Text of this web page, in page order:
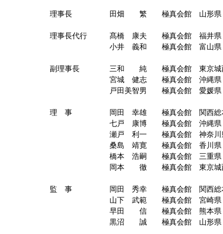
理事長　　　　　田畑　　繁　　極真会館　山形
理事長代行　　　髙橋　康夫　　極真会館　福井
小井　義和　　極真会館　富山県　小
副理事長　　　　三和　　純　　極真会館　東京
宮城　健志　　極真会館　沖縄県　
戸田美智男　　極真会館　愛媛県　
理　事　　　　　岡田　幸雄　　極真会館　関西
七戸　康博　　極真会館　沖縄県　七
瀬戸　利一　　極真会館　神奈川県　
桑島　靖寛　　極真会館　香川県　桑
橋本　浩嗣　　極真会館　三重県　
岡本　　徹　　極真会館　東京城西
監　事　　　　　岡田　秀幸　　極真会館　関西
山下　武範　　極真会館　宮崎県　
早田　　信　　極真会館　熊本県　
黒沼　　誠　　極真会館　山形県　